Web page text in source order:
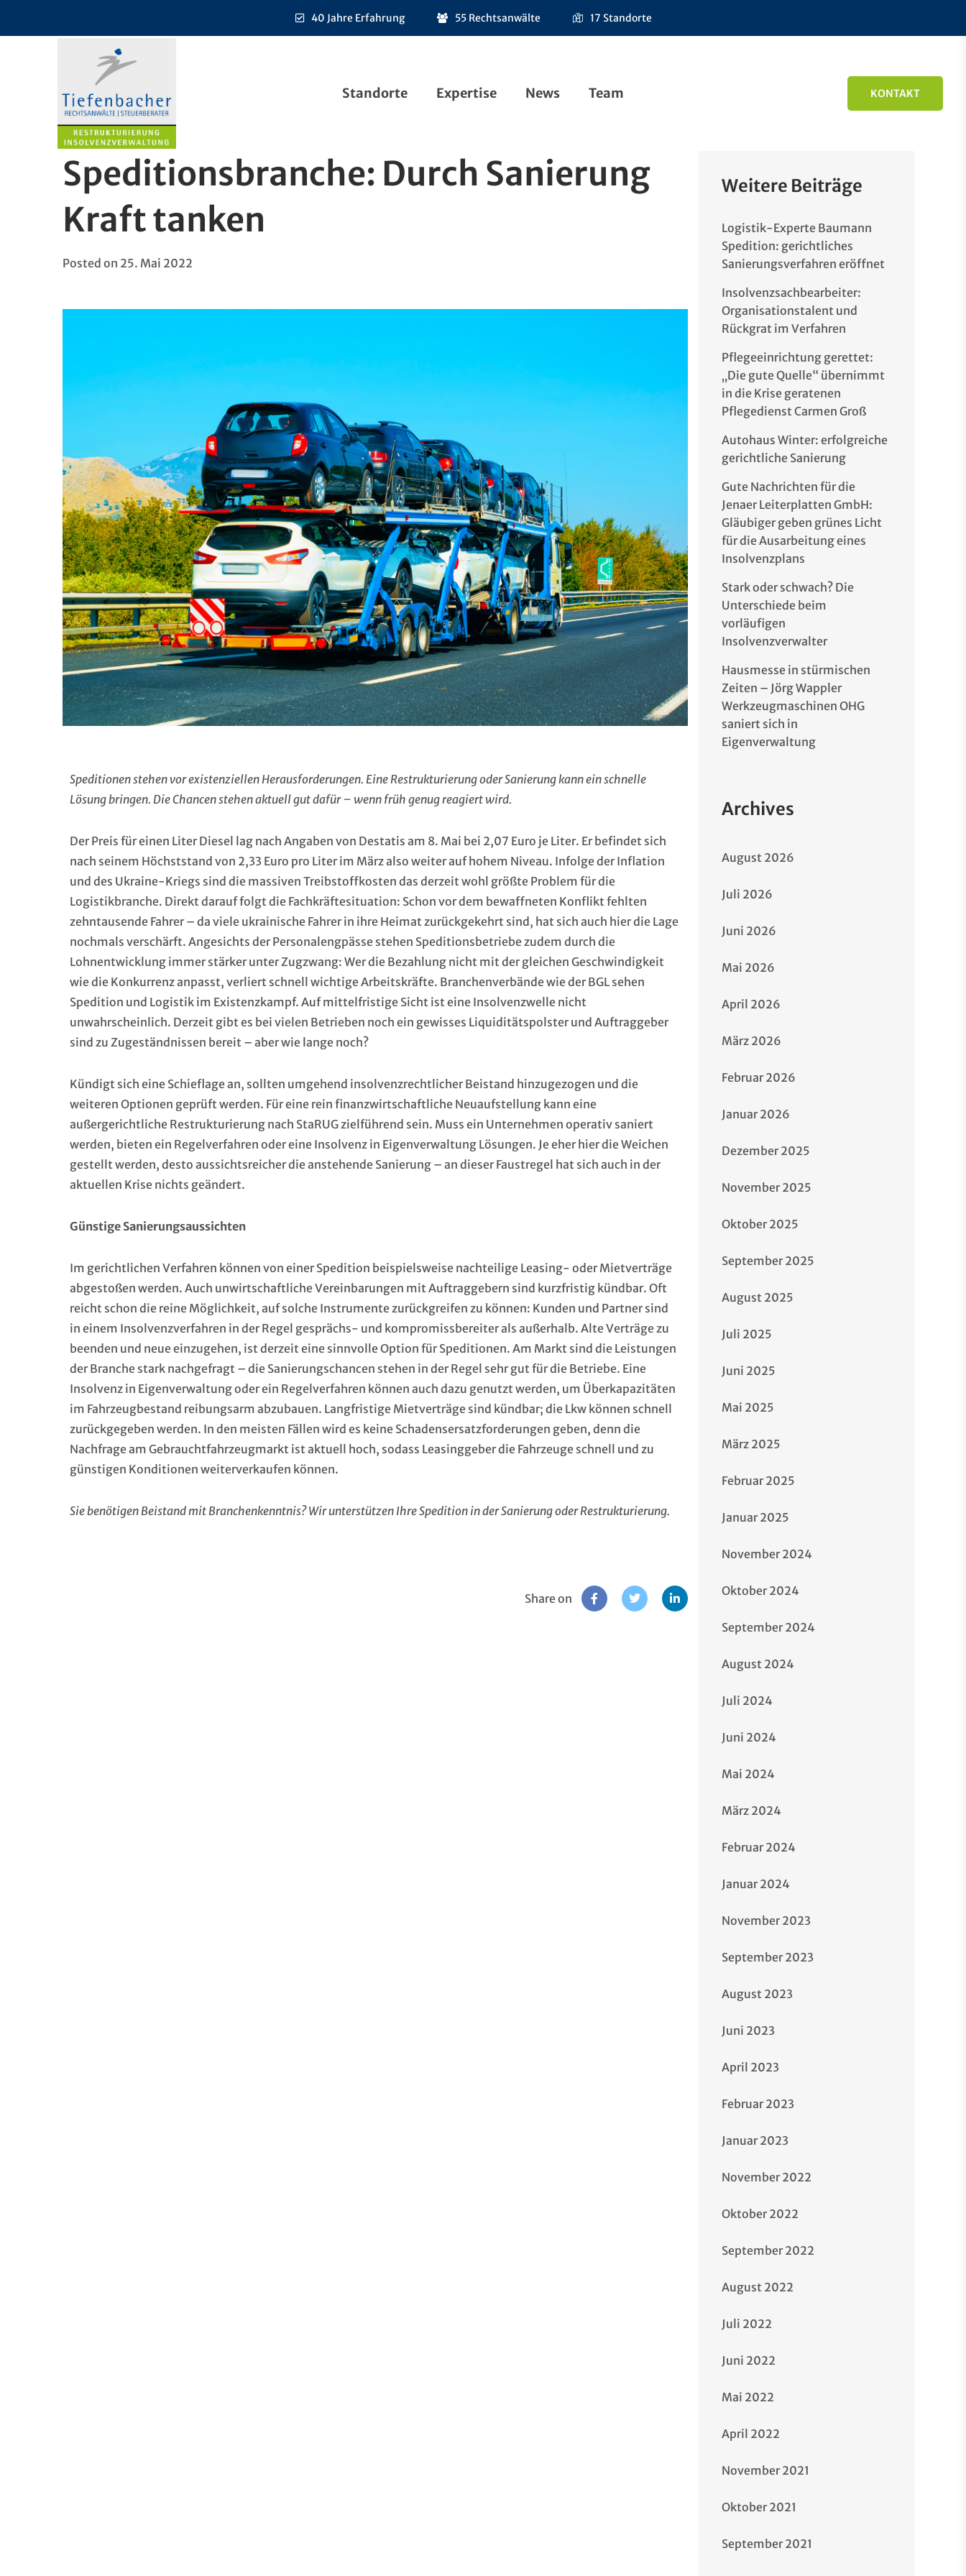
40 Jahre Erfahrung 55 Rechtsanwälte 17 Standorte
Standorte Expertise News Team KONTAKT
Speditionsbranche: Durch Sanierung
Kraft tanken
Posted on 25. Mai 2022
Speditionen stehen vor existenziellen Herausforderungen. Eine Restrukturierung oder Sanierung kann ein schnelle
Lösung bringen. Die Chancen stehen aktuell gut dafür – wenn früh genug reagiert wird.
Der Preis für einen Liter Diesel lag nach Angaben von Destatis am 8. Mai bei 2,07 Euro je Liter. Er befindet sich
nach seinem Höchststand von 2,33 Euro pro Liter im März also weiter auf hohem Niveau. Infolge der Inflation
und des Ukraine-Kriegs sind die massiven Treibstoffkosten das derzeit wohl größte Problem für die
Logistikbranche. Direkt darauf folgt die Fachkräftesituation: Schon vor dem bewaffneten Konflikt fehlten
zehntausende Fahrer – da viele ukrainische Fahrer in ihre Heimat zurückgekehrt sind, hat sich auch hier die Lage
nochmals verschärft. Angesichts der Personalengpässe stehen Speditionsbetriebe zudem durch die
Lohnentwicklung immer stärker unter Zugzwang: Wer die Bezahlung nicht mit der gleichen Geschwindigkeit
wie die Konkurrenz anpasst, verliert schnell wichtige Arbeitskräfte. Branchenverbände wie der BGL sehen
Spedition und Logistik im Existenzkampf. Auf mittelfristige Sicht ist eine Insolvenzwelle nicht
unwahrscheinlich. Derzeit gibt es bei vielen Betrieben noch ein gewisses Liquiditätspolster und Auftraggeber
sind zu Zugeständnissen bereit – aber wie lange noch?
Kündigt sich eine Schieflage an, sollten umgehend insolvenzrechtlicher Beistand hinzugezogen und die
weiteren Optionen geprüft werden. Für eine rein finanzwirtschaftliche Neuaufstellung kann eine
außergerichtliche Restrukturierung nach StaRUG zielführend sein. Muss ein Unternehmen operativ saniert
werden, bieten ein Regelverfahren oder eine Insolvenz in Eigenverwaltung Lösungen. Je eher hier die Weichen
gestellt werden, desto aussichtsreicher die anstehende Sanierung – an dieser Faustregel hat sich auch in der
aktuellen Krise nichts geändert.
Günstige Sanierungsaussichten
Im gerichtlichen Verfahren können von einer Spedition beispielsweise nachteilige Leasing- oder Mietverträge
abgestoßen werden. Auch unwirtschaftliche Vereinbarungen mit Auftraggebern sind kurzfristig kündbar. Oft
reicht schon die reine Möglichkeit, auf solche Instrumente zurückgreifen zu können: Kunden und Partner sind
in einem Insolvenzverfahren in der Regel gesprächs- und kompromissbereiter als außerhalb. Alte Verträge zu
beenden und neue einzugehen, ist derzeit eine sinnvolle Option für Speditionen. Am Markt sind die Leistungen
der Branche stark nachgefragt – die Sanierungschancen stehen in der Regel sehr gut für die Betriebe. Eine
Insolvenz in Eigenverwaltung oder ein Regelverfahren können auch dazu genutzt werden, um Überkapazitäten
im Fahrzeugbestand reibungsarm abzubauen. Langfristige Mietverträge sind kündbar; die Lkw können schnell
zurückgegeben werden. In den meisten Fällen wird es keine Schadensersatzforderungen geben, denn die
Nachfrage am Gebrauchtfahrzeugmarkt ist aktuell hoch, sodass Leasinggeber die Fahrzeuge schnell und zu
günstigen Konditionen weiterverkaufen können.
Sie benötigen Beistand mit Branchenkenntnis?Wir unterstützen Ihre Spedition in der Sanierung oder Restrukturierung.
Share on
Weitere Beiträge
Logistik-Experte Baumann
Spedition: gerichtliches
Sanierungsverfahren eröffnet
Insolvenzsachbearbeiter:
Organisationstalent und
Rückgrat im Verfahren
Pflegeeinrichtung gerettet:
„Die gute Quelle“ übernimmt
in die Krise geratenen
Pflegedienst Carmen Groß
Autohaus Winter: erfolgreiche
gerichtliche Sanierung
Gute Nachrichten für die
Jenaer Leiterplatten GmbH:
Gläubiger geben grünes Licht
für die Ausarbeitung eines
Insolvenzplans
Stark oder schwach? Die
Unterschiede beim
vorläufigen
Insolvenzverwalter
Hausmesse in stürmischen
Zeiten – Jörg Wappler
Werkzeugmaschinen OHG
saniert sich in
Eigenverwaltung
Archives
August 2026
Juli 2026
Juni 2026
Mai 2026
April 2026
März 2026
Februar 2026
Januar 2026
Dezember 2025
November 2025
Oktober 2025
September 2025
August 2025
Juli 2025
Juni 2025
Mai 2025
März 2025
Februar 2025
Januar 2025
November 2024
Oktober 2024
September 2024
August 2024
Juli 2024
Juni 2024
Mai 2024
März 2024
Februar 2024
Januar 2024
November 2023
September 2023
August 2023
Juni 2023
April 2023
Februar 2023
Januar 2023
November 2022
Oktober 2022
September 2022
August 2022
Juli 2022
Juni 2022
Mai 2022
April 2022
November 2021
Oktober 2021
September 2021